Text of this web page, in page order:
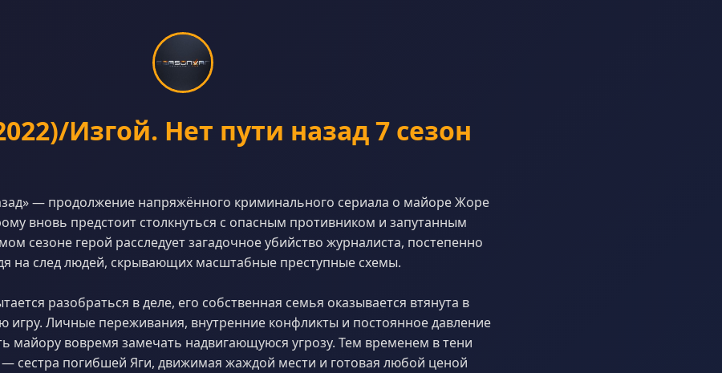
Изгой. Нет пути назад 7 сезон
— продолжение напряжённого криминального сериала о майоре Жоре
вновь предстоит столкнуться с опасным противником и запутанным
сезоне герой расследует загадочное убийство журналиста, постепенно
на след людей, скрывающих масштабные преступные схемы.
разобраться в деле, его собственная семья оказывается втянута в
игру. Личные переживания, внутренние конфликты и постоянное давление
майору вовремя замечать надвигающуюся угрозу. Тем временем в тени
сестра погибшей Яги, движимая жаждой мести и готовая любой ценой